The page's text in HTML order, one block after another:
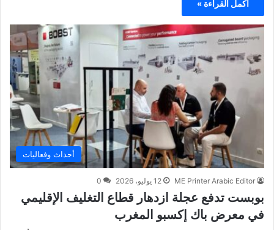
أكمل القراءة »
أحداث وفعاليات
ME Printer Arabic Editor 12 يوليو، 2026 0
بوبست تدفع عجلة ازدهار قطاع التغليف الإقليمي
في معرض باك إكسبو المغرب